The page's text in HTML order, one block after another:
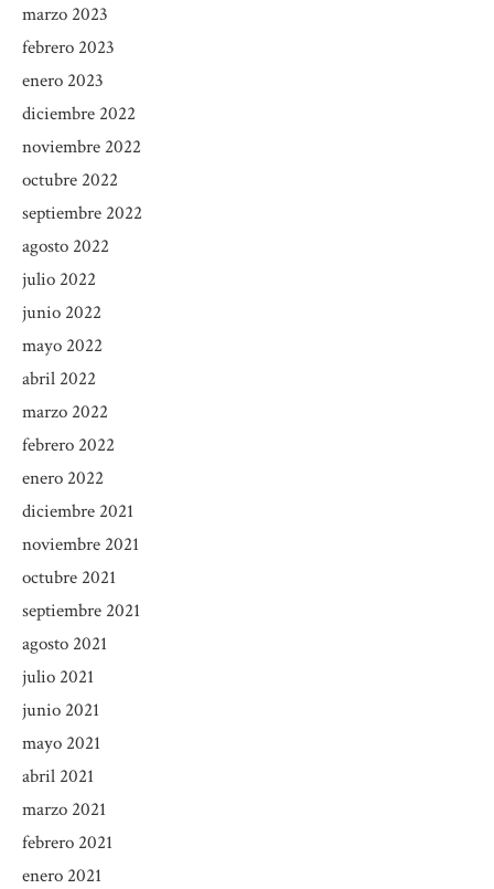
marzo 2023
febrero 2023
enero 2023
diciembre 2022
noviembre 2022
octubre 2022
septiembre 2022
agosto 2022
julio 2022
junio 2022
mayo 2022
abril 2022
marzo 2022
febrero 2022
enero 2022
diciembre 2021
noviembre 2021
octubre 2021
septiembre 2021
agosto 2021
julio 2021
junio 2021
mayo 2021
abril 2021
marzo 2021
febrero 2021
enero 2021